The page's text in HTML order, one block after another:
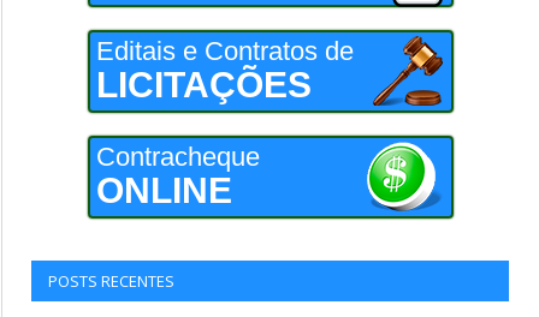
Editais e Contratos de
LICITAÇÕES
Contracheque
ONLINE
POSTS RECENTES